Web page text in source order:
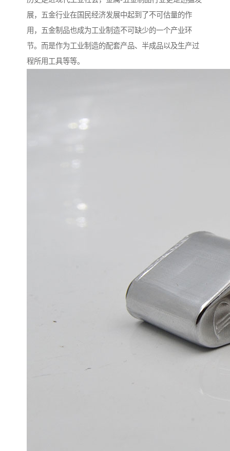
展，五金行业在国民经济发展中起到了不可估量的作
用，五金制品也成为工业制造不可缺少的一个产业环
节。而是作为工业制造的配套产品、半成品以及生产过
程所用工具等等。